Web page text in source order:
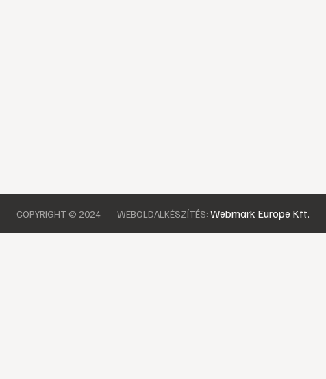
COPYRIGHT © 2024 WEBOLDALKÉSZÍTÉS: Webmark Europe Kft.